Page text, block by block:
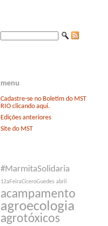
menu
Cadastre-se no Boletim do MST
RIO clicando aqui.
Edições anteriores
Site do MST
#MarmitaSolidaria
12aFeiraCíceroGuedes abril
acampamento
agroecologia
agrotóxicos